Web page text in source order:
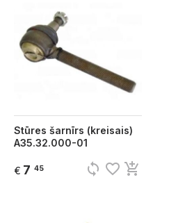
Stūres šarnīrs (kreisais)
A35.32.000-01
€ 7 45 sync favorite_border add_shopping_cart